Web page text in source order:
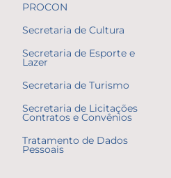
PROCON
Secretaria de Cultura
Secretaria de Esporte e
Lazer
Secretaria de Turismo
Secretaria de Licitações
Contratos e Convênios
Tratamento de Dados
Pessoais